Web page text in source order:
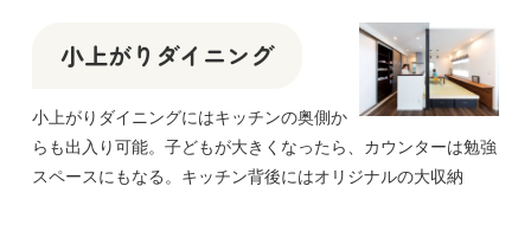
小上がりダイニング
小上がりダイニングにはキッチンの奥側か
らも出入り可能。子どもが大きくなったら、カウンターは勉強
スペースにもなる。キッチン背後にはオリジナルの大収納